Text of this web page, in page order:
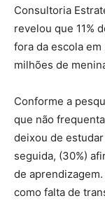
Consultoria
revelou que 11%
fora da escola
milhões de
Conforme a
que não
deixou de estudar
seguida, (30%)
de
como falta de